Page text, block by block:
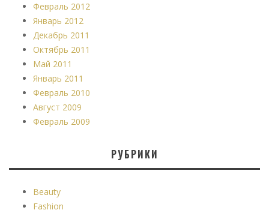
Февраль 2012
Январь 2012
Декабрь 2011
Октябрь 2011
Май 2011
Январь 2011
Февраль 2010
Август 2009
Февраль 2009
РУБРИКИ
Beauty
Fashion